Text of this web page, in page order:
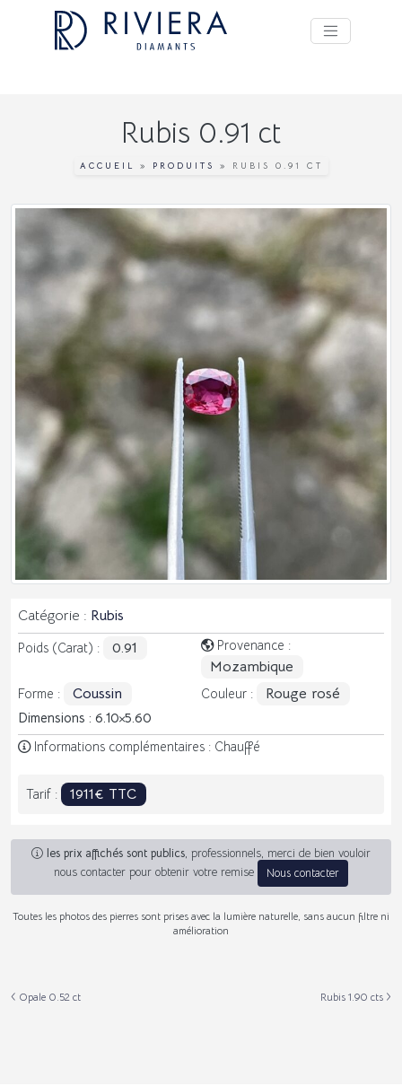
Rubis 0.91 ct
ACCUEIL » PRODUITS » RUBIS 0.91 CT
Catégorie : Rubis
Poids (Carat) : 0.91 Provenance :
Mozambique
Forme : Coussin Couleur : Rouge rosé
Dimensions : 6.10 5.60
Informations complémentaires : Chauffé
Tarif : 1911€ TTC
les prix affichés sont publics, professionnels, merci de bien vouloir
nous contacter pour obtenir votre remise
Nous contacter
Toutes les photos des pierres sont prises avec la lumière naturelle, sans aucun filtre ni
amélioration
Opale 0.52 ct Rubis 1.90 cts